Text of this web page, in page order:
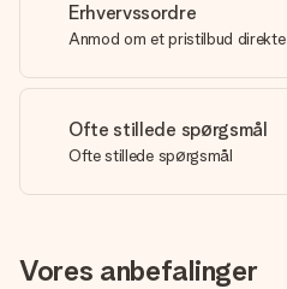
Erhvervssordre
Anmod om et pristilbud direkte
Ofte stillede spørgsmål
Ofte stillede spørgsmål
Vores anbefalinger